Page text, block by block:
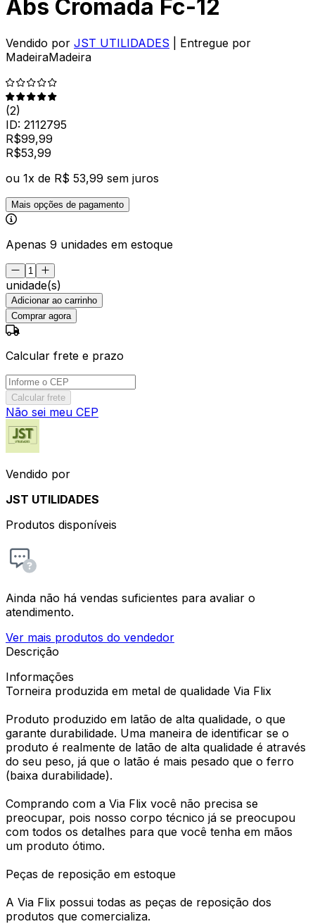
Abs Cromada Fc-12
Vendido por JST UTILIDADES
| Entregue por
MadeiraMadeira
(2)
ID: 2112795
R$99,99
R$53,99
ou 1x de R$ 53,99 sem juros
Mais opções de pagamento
Apenas 9 unidades em estoque
unidade(s)
Adicionar ao carrinho
Comprar agora
Calcular frete e prazo
Calcular frete
Não sei meu CEP
Vendido por
JST UTILIDADES
Produtos disponíveis
Ainda não há vendas suficientes para avaliar o
atendimento.
Ver mais produtos do vendedor
Descrição
Informações
Torneira produzida em metal de qualidade Via Flix
Produto produzido em latão de alta qualidade, o que
garante durabilidade. Uma maneira de identificar se o
produto é realmente de latão de alta qualidade é através
do seu peso, já que o latão é mais pesado que o ferro
(baixa durabilidade).
Comprando com a Via Flix você não precisa se
preocupar, pois nosso corpo técnico já se preocupou
com todos os detalhes para que você tenha em mãos
um produto ótimo.
Peças de reposição em estoque
A Via Flix possui todas as peças de reposição dos
produtos que comercializa.